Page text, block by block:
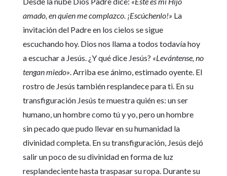
amado, en quien me complazco. ¡Escúchenlo!» La
invitación del Padre en los cielos se sigue
escuchando hoy. Dios nos llama a todos todavía hoy
a escuchar a Jesús. ¿Y qué dice Jesús? «Levántense, no
tengan miedo». Arriba ese ánimo, estimado oyente. El
rostro de Jesús también resplandece para ti. En su
transfiguración Jesús te muestra quién es: un ser
humano, un hombre como tú y yo, pero un hombre
sin pecado que pudo llevar en su humanidad la
divinidad completa. En su transfiguración, Jesús dejó
salir un poco de su divinidad en forma de luz
resplandeciente hasta traspasar su ropa. Durante su